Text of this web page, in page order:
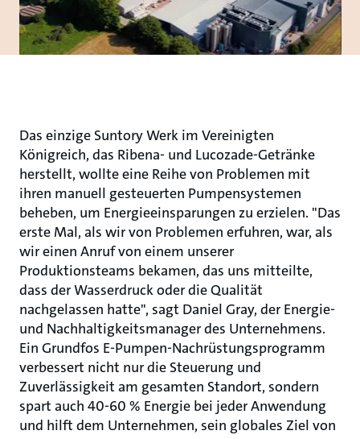
Das einzige Suntory Werk im Vereinigten
Königreich, das Ribena- und Lucozade-Getränke
herstellt, wollte eine Reihe von Problemen mit
ihren manuell gesteuerten Pumpensystemen
beheben, um Energieeinsparungen zu erzielen. "Das
erste Mal, als wir von Problemen erfuhren, war, als
wir einen Anruf von einem unserer
Produktionsteams bekamen, das uns mitteilte,
dass der Wasserdruck oder die Qualität
nachgelassen hatte", sagt Daniel Gray, der Energie-
und Nachhaltigkeitsmanager des Unternehmens.
Ein Grundfos E-Pumpen-Nachrüstungsprogramm
verbessert nicht nur die Steuerung und
Zuverlässigkeit am gesamten Standort, sondern
spart auch 40-60 % Energie bei jeder Anwendung
und hilft dem Unternehmen, sein globales Ziel von